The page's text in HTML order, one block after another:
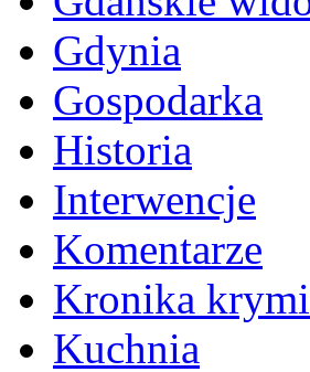
Gdynia
Gospodarka
Historia
Interwencje
Komentarze
Kronika
Kuchnia